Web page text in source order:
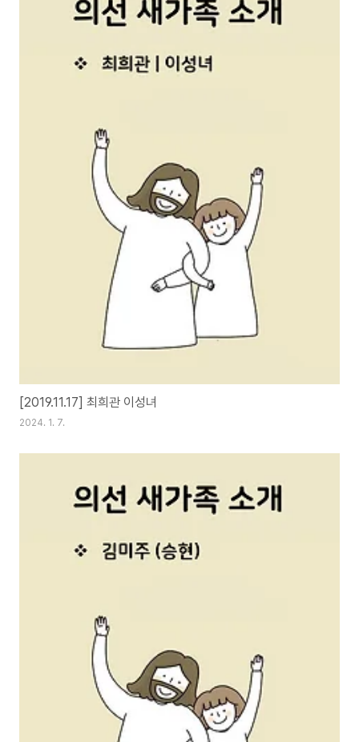
[2019.11.17] 최희관 이성녀
2024. 1. 7.